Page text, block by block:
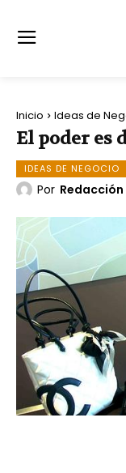
Inicio Ideas de
El poder es
IDEAS DE NEGOCIO
Por Redacción